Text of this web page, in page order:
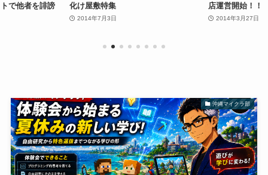
で他者を誹謗
化け屋敷特集
2014年7月3日
店運営開始！！
2014年3月27日
沖縄マイクラ部